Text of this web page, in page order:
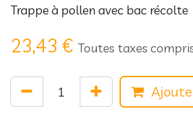
Trappe à pollen avec bac récolte
23,43 € Toutes taxes